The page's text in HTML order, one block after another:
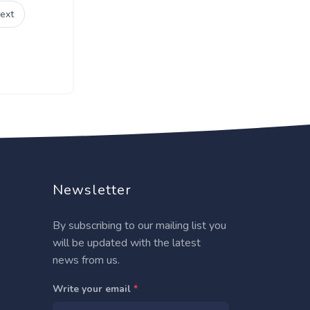
Newsletter
By subscribing to our mailing list you
will be updated with the latest
news from us.
Write your email *